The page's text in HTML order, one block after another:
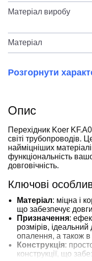
Матеріал виробу
Матеріал
Розгорнути
Опис
Перехідник Koer
світі трубопроводів.
найміцніших
функціональність
довговічність.
Ключові
Матеріал: міцна і
що забезпечує
Призначення:
розмірів,
опалення, а також
Конструкція:
конструкції, що